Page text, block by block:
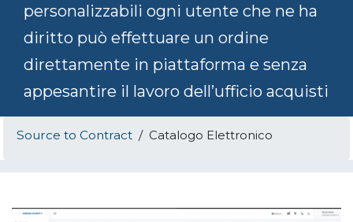
personalizzabili ogni utente che ne ha
diritto può effettuare un ordine
direttamente in piattaforma e senza
appesantire il lavoro dell’ufficio acquisti​
Source to Contract / Catalogo Elettronico